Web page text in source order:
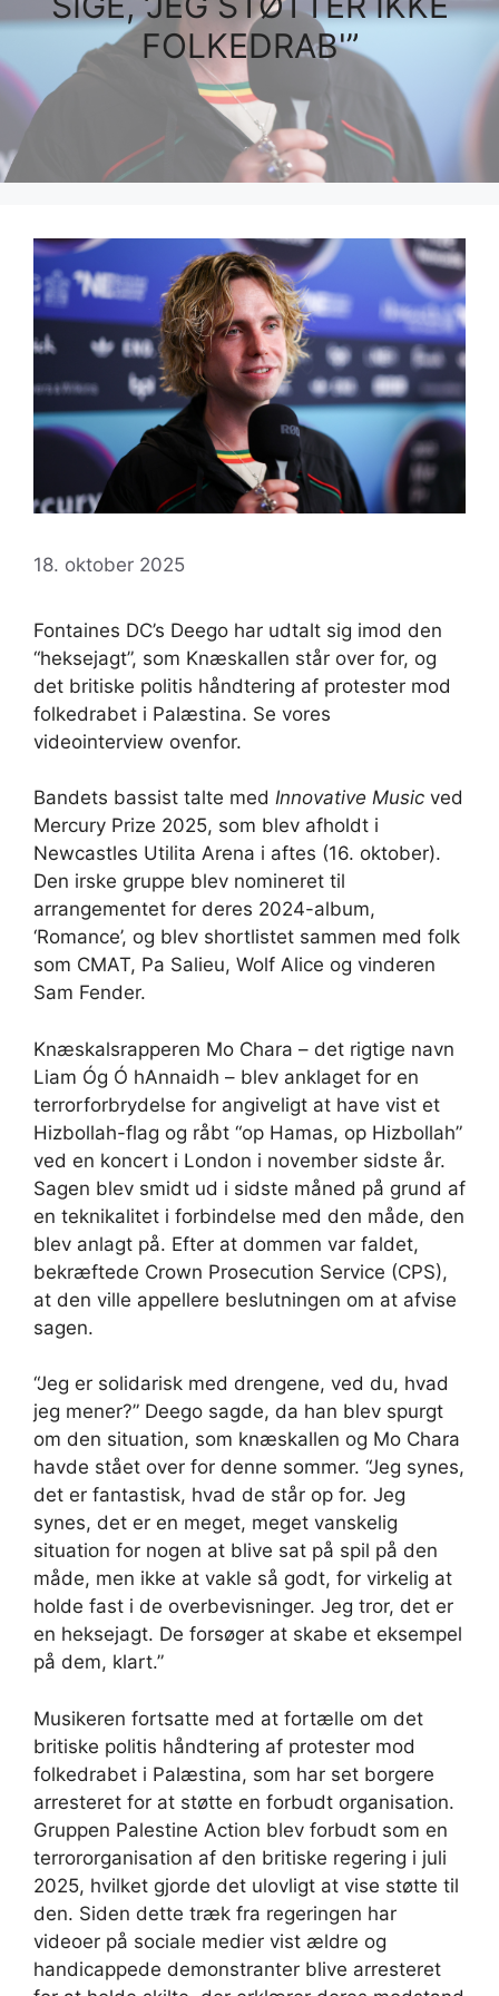
FOLKEDRAB'”
18. oktober 2025
Fontaines DC’s Deego har udtalt sig imod den
“heksejagt”, som Knæskallen står over for, og
det britiske politis håndtering af protester mod
folkedrabet i Palæstina. Se vores
videointerview ovenfor.
Bandets bassist talte med Innovative Music ved
Mercury Prize 2025, som blev afholdt i
Newcastles Utilita Arena i aftes (16. oktober).
Den irske gruppe blev nomineret til
arrangementet for deres 2024-album,
‘Romance’, og blev shortlistet sammen med folk
som CMAT, Pa Salieu, Wolf Alice og vinderen
Sam Fender.
Knæskalsrapperen Mo Chara – det rigtige navn
Liam Óg Ó hAnnaidh – blev anklaget for en
terrorforbrydelse for angiveligt at have vist et
Hizbollah-flag og råbt “op Hamas, op Hizbollah”
ved en koncert i London i november sidste år.
Sagen blev smidt ud i sidste måned på grund af
en teknikalitet i forbindelse med den måde, den
blev anlagt på. Efter at dommen var faldet,
bekræftede Crown Prosecution Service (CPS),
at den ville appellere beslutningen om at afvise
sagen.
“Jeg er solidarisk med drengene, ved du, hvad
jeg mener?” Deego sagde, da han blev spurgt
om den situation, som knæskallen og Mo Chara
havde stået over for denne sommer. “Jeg synes,
det er fantastisk, hvad de står op for. Jeg
synes, det er en meget, meget vanskelig
situation for nogen at blive sat på spil på den
måde, men ikke at vakle så godt, for virkelig at
holde fast i de overbevisninger. Jeg tror, ​​det er
en heksejagt. De forsøger at skabe et eksempel
på dem, klart.”
Musikeren fortsatte med at fortælle om det
britiske politis håndtering af protester mod
folkedrabet i Palæstina, som har set borgere
arresteret for at støtte en forbudt organisation.
Gruppen Palestine Action blev forbudt som en
terrororganisation af den britiske regering i juli
2025, hvilket gjorde det ulovligt at vise støtte til
den. Siden dette træk fra regeringen har
videoer på sociale medier vist ældre og
handicappede demonstranter blive arresteret